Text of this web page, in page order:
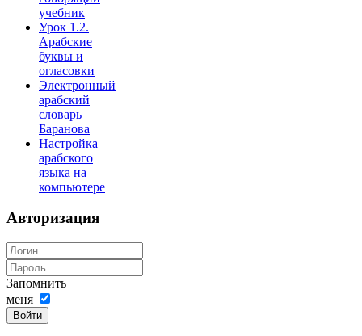
учебник
Урок 1.2.
Арабские
буквы и
огласовки
Электронный
арабский
словарь
Баранова
Настройка
арабского
языка на
компьютере
Авторизация
Запомнить
меня
Войти